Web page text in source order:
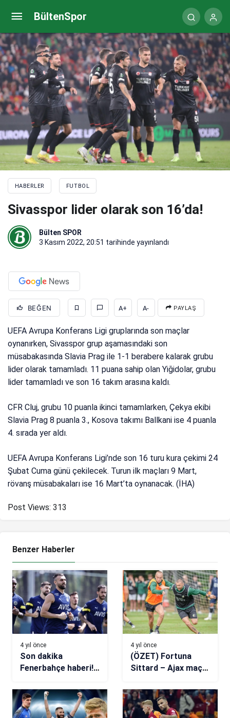
BültenSpor
HABERLER FUTBOL
Sivasspor lider olarak son 16’da!
Bülten SPOR
3 Kasım 2022, 20:51 tarihinde yayınlandı
BEĞEN A+ A- PAYLAŞ
UEFA Avrupa Konferans Ligi gruplarında son maçlar
oynanırken, Sivasspor grup aşamasındaki son
müsabakasında Slavia Prag ile 1-1 berabere kalarak grubu
lider olarak tamamladı. 11 puana sahip olan Yiğidolar, grubu
lider tamamladı ve son 16 takım arasına kaldı.
CFR Cluj, grubu 10 puanla ikinci tamamlarken, Çekya ekibi
Slavia Prag 8 puanla 3., Kosova takımı Ballkani ise 4 puanla
4. sırada yer aldı.
UEFA Avrupa Konferans Ligi’nde son 16 turu kura çekimi 24
Şubat Cuma günü çekilecek. Turun ilk maçları 9 Mart,
rövanş müsabakaları ise 16 Mart’ta oynanacak. (İHA)
Post Views: 313
Benzer Haberler
4 yıl önce
Son dakika
Fenerbahçe haberi!
Dursun’u transfer
etmek istiyor
4 yıl önce
(ÖZET) Fortuna
Sittard – Ajax maç
Sivasspor, zaferini taraftarlarıyla kutladı